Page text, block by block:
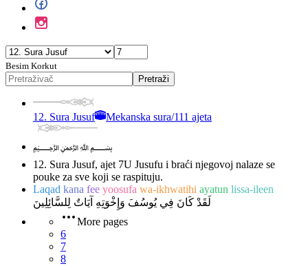
Besim Korkut
Pretraži
12. Sura Jusuf Mekanska sura/111 ajeta
﷽
12. Sura Jusuf, ajet 7U Jusufu i braći njegovoj nalaze se
pouke za sve koji se raspituju.
Laqad kana fee yoosufa wa-ikhwatihi ayatun lissa-ileen
لَقَدْ كَانَ فِي يُوسُفَ وَإِخْوَتِهِ آيَاتٌ لِلسَّائِلِينَ
More pages
6
7
8